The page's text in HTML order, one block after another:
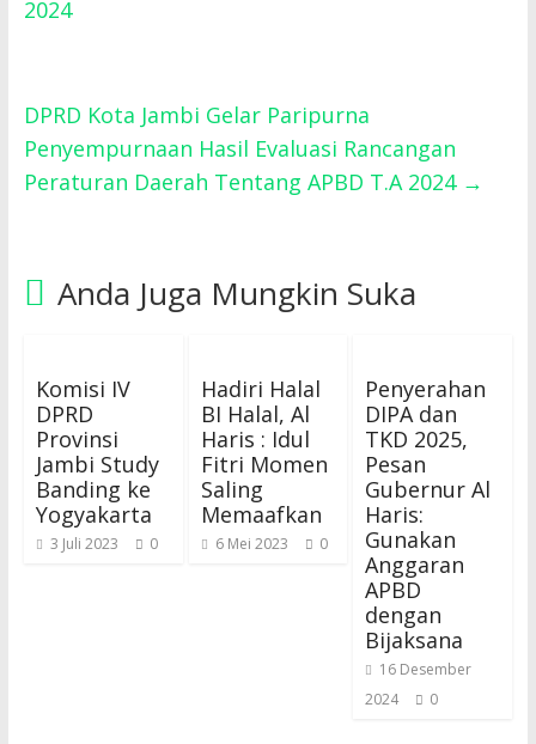
2024
DPRD Kota Jambi Gelar Paripurna
Penyempurnaan Hasil Evaluasi Rancangan
Peraturan Daerah Tentang APBD T.A 2024 →
Anda Juga Mungkin Suka
Komisi IV
DPRD
Provinsi
Jambi Study
Banding ke
Yogyakarta
3 Juli 2023 0
Hadiri Halal
BI Halal, Al
Haris : Idul
Fitri Momen
Saling
Memaafkan
6 Mei 2023 0
Penyerahan
DIPA dan
TKD 2025,
Pesan
Gubernur Al
Haris:
Gunakan
Anggaran
APBD
dengan
Bijaksana
16 Desember
2024
0